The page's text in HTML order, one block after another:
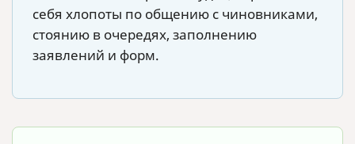
себя хлопоты по общению с чиновниками,
стоянию в очередях, заполнению
заявлений и форм.